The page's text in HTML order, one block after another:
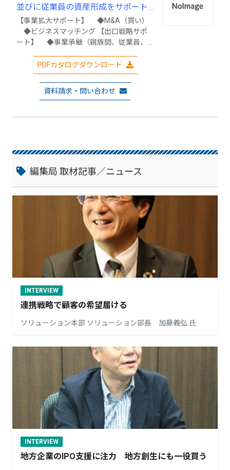
並びに従業員の資産形成をサポート
します！
【事業拡大サポート】 ◆M&A（買い）
◆ビジネスマッチング 【出口戦略サポ
ート】 ◆事業承継（親族間、従業員、M
公開準備支援 ◆資本政策や企業評価、
財務戦略等の提言 ◆公開準備スケジュ
ールの提言 ◆社内管理体制の整備 ◆
支援サービスの提供 ◆取引所上場後の
PDFカタログダウンロード
資料請求・問い合わせ
編集局 取材記事／ニュース
INTERVIEW
連携戦略で顧客の希望届ける
ソリューション本部 ソリューション部長 加藤義弘 氏
INTERVIEW
地方企業のIPO支援に注力 地方創生にも一役買う